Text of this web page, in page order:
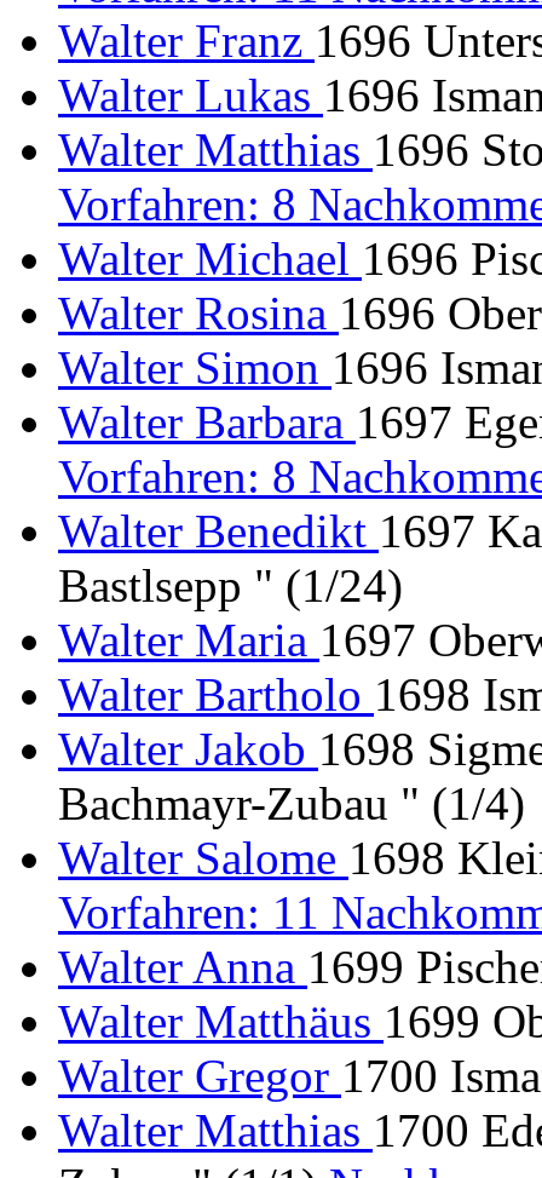
Walter Franz 1696
Walter Lukas 1696
Walter Matthias 1696
Vorfahren: 8
Walter Michael 1696
Walter Rosina 1696
Walter Simon 1696
Walter Barbara 1697
Vorfahren: 8
Walter Benedikt 1697
Bastlsepp " (1/24)
Walter Maria 1697
Walter Bartholo 1698
Walter Jakob 1698
Bachmayr-Zubau " (1/4)
Walter Salome 1698
Vorfahren: 11
Walter Anna 1699
Walter Matthäus 1699
Walter Gregor 1700
Walter Matthias 1700